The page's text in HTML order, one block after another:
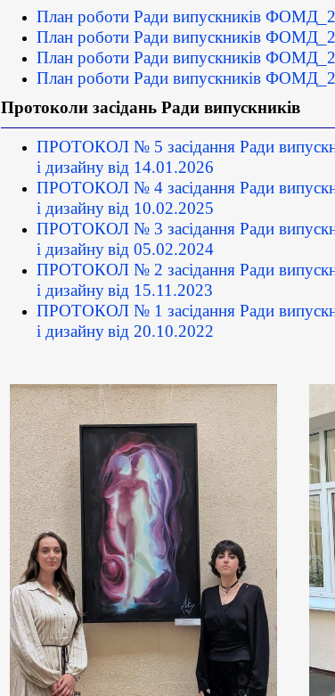
План роботи Ради випускників
План роботи Ради випускників
План роботи Ради випускників
План роботи Ради випускників
Протоколи засідань Ради випускників
ПРОТОКОЛ № 5 засідання Ради
і дизайнувід 14.01.2026
ПРОТОКОЛ № 4 засідання Ради
і дизайнувід 10.02.2025
ПРОТОКОЛ № 3 засідання Ради
і дизайнувід 05.02.2024
ПРОТОКОЛ № 2 засідання Ради
і дизайнувід 15.11.2023
ПРОТОКОЛ № 1 засідання Ради
і дизайнувід 20.10.2022